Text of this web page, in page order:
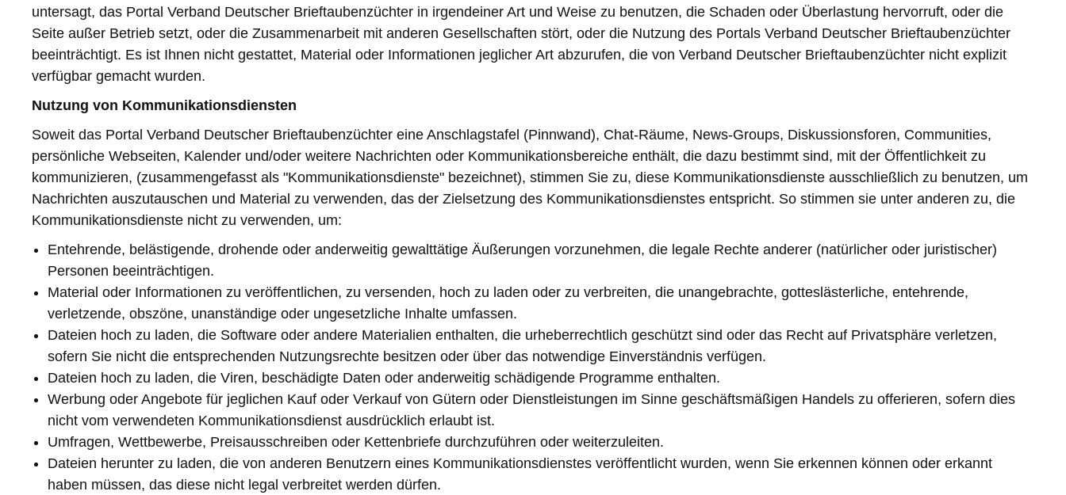
untersagt, das Portal Verband Deutscher Brieftaubenzüchter in irgendeiner Art und Weise zu benutzen, die Schaden oder Überlastung hervorruft, oder die
Seite außer Betrieb setzt, oder die Zusammenarbeit mit anderen Gesellschaften stört, oder die Nutzung des Portals Verband Deutscher Brieftaubenzüchter
beeinträchtigt. Es ist Ihnen nicht gestattet, Material oder Informationen jeglicher Art abzurufen, die von Verband Deutscher Brieftaubenzüchter nicht explizit
verfügbar gemacht wurden.
Nutzung von Kommunikationsdiensten
Soweit das Portal Verband Deutscher Brieftaubenzüchter eine Anschlagstafel (Pinnwand), Chat-Räume, News-Groups, Diskussionsforen, Communities,
persönliche Webseiten, Kalender und/oder weitere Nachrichten oder Kommunikationsbereiche enthält, die dazu bestimmt sind, mit der Öffentlichkeit zu
kommunizieren, (zusammengefasst als "Kommunikationsdienste" bezeichnet), stimmen Sie zu, diese Kommunikationsdienste ausschließlich zu benutzen, um
Nachrichten auszutauschen und Material zu verwenden, das der Zielsetzung des Kommunikationsdienstes entspricht. So stimmen sie unter anderen zu, die
Kommunikationsdienste nicht zu verwenden, um:
Entehrende, belästigende, drohende oder anderweitig gewalttätige Äußerungen vorzunehmen, die legale Rechte anderer (natürlicher oder juristischer)
Personen beeinträchtigen.
Material oder Informationen zu veröffentlichen, zu versenden, hoch zu laden oder zu verbreiten, die unangebrachte, gotteslästerliche, entehrende,
verletzende, obszöne, unanständige oder ungesetzliche Inhalte umfassen.
Dateien hoch zu laden, die Software oder andere Materialien enthalten, die urheberrechtlich geschützt sind oder das Recht auf Privatsphäre verletzen,
sofern Sie nicht die entsprechenden Nutzungsrechte besitzen oder über das notwendige Einverständnis verfügen.
Dateien hoch zu laden, die Viren, beschädigte Daten oder anderweitig schädigende Programme enthalten.
Werbung oder Angebote für jeglichen Kauf oder Verkauf von Gütern oder Dienstleistungen im Sinne geschäftsmäßigen Handels zu offerieren, sofern dies
nicht vom verwendeten Kommunikationsdienst ausdrücklich erlaubt ist.
Umfragen, Wettbewerbe, Preisausschreiben oder Kettenbriefe durchzuführen oder weiterzuleiten.
Dateien herunter zu laden, die von anderen Benutzern eines Kommunikationsdienstes veröffentlicht wurden, wenn Sie erkennen können oder erkannt
haben müssen, das diese nicht legal verbreitet werden dürfen.